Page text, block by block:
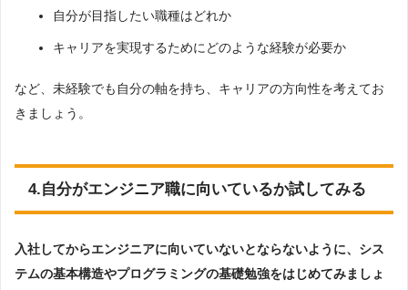
自分が目指したい職種はどれか
キャリアを実現するためにどのような経験が必要か
など、未経験でも自分の軸を持ち、キャリアの方向性を考えてお
きましょう。
4.自分がエンジニア職に向いているか試してみる
入社してからエンジニアに向いていないとならないように、シス
テムの基本構造やプログラミングの基礎勉強をはじめてみましょ